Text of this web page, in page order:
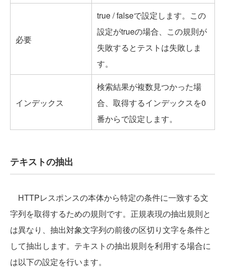
必要
true / falseで設定します。この
設定がtrueの場合、この規則が
失敗するとテストは失敗しま
す。
インデックス
検索結果が複数見つかった場
合、取得するインデックスを0
番からで設定します。
テキストの抽出
HTTPレスポンスの本体から特定の条件に一致する文
字列を取得するための規則です。正規表現の抽出規則と
は異なり、抽出対象文字列の前後の区切り文字を条件と
して抽出します。テキストの抽出規則を利用する場合に
は以下の設定を行います。